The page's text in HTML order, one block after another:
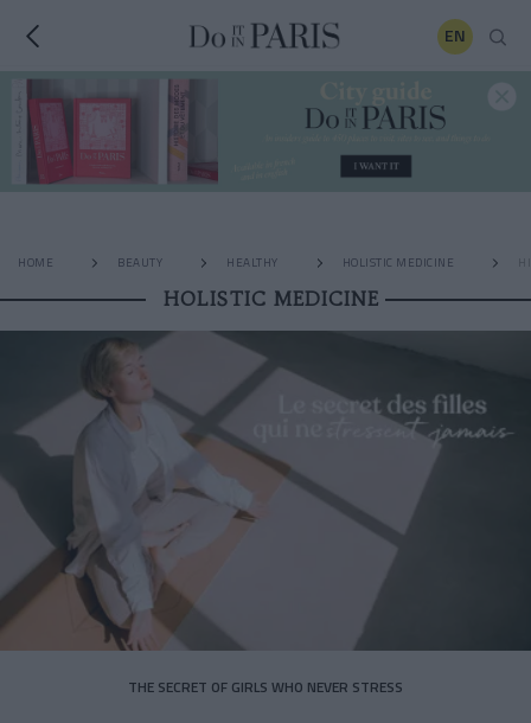
EN
HOME BEAUTY HEALTHY HOLISTIC MEDICINE
HOLISTIC MEDICINE
THE SECRET OF GIRLS WHO NEVER STRESS